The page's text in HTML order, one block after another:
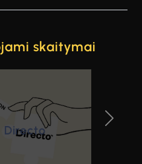
skaitymai
Diena be
planavimo